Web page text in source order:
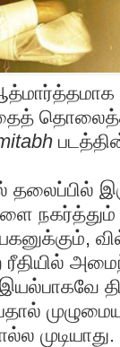
தலைப்பில்
முடியாது.